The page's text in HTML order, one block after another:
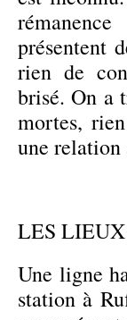
présentent
rien de
brisé. On a
mortes,
une relation
LES LIEUX
Une ligne
station à